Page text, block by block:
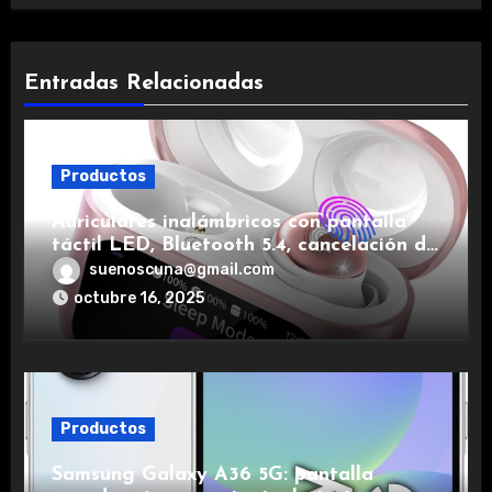
Entradas Relacionadas
Productos
Auriculares inalámbricos con pantalla
táctil LED, Bluetooth 5.4, cancelación de
ruido, impermeables y de larga duración.
suenoscuna@gmail.com
octubre 16, 2025
Productos
Samsung Galaxy A36 5G: pantalla